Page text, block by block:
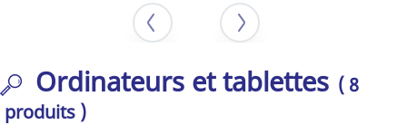
Ordinateurs et tablettes ( 8
produits )